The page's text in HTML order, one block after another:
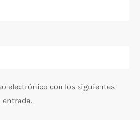
electrónico con los siguientes
entrada.